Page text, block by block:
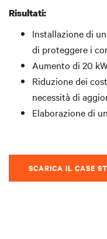
Risultati:
Installazione di
di proteggere i
Aumento di 20
Riduzione dei
necessità di
Elaborazione di
SCARICA IL CASE